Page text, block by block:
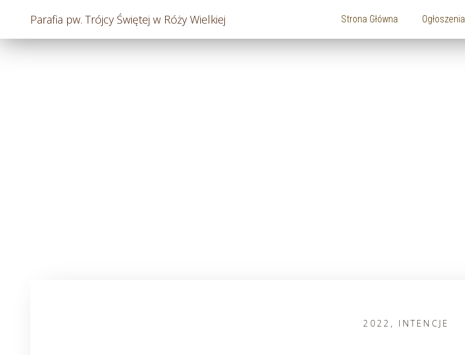
Parafia pw. Trójcy Świętej w Róży Wielkiej Strona Główna Ogłoszenia
2022 , INTENCJE